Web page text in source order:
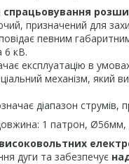
спрацьовування
призначений для
певним
6 кВ.
експлуатацію в
механізм, який
діапазон
1 патрон,
високовольтних
дуги та забезпечує